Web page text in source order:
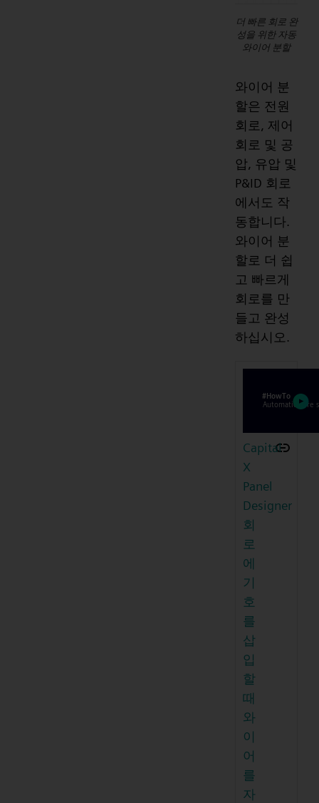
더 빠른 회로 완
성을 위한 자동
와이어 분할
와이어 분
할은 전원
회로, 제어
회로 및 공
압, 유압 및
P&ID 회로
에서도 작
동합니다.
와이어 분
할로 더 쉽
고 빠르게
회로를 만
들고 완성
하십시오.
Capital
X
Panel
Designer
회
로
에
기
호
를
삽
입
할
때
와
이
어
를
자